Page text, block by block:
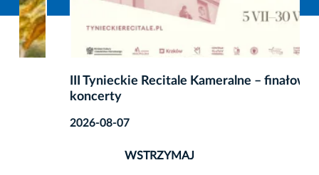
III Tynieckie Recitale Kameralne – finałowe
2026-08-07
WSTRZYMAJ